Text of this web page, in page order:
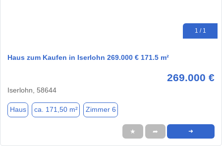
1 / 1
Haus zum Kaufen in Iserlohn 269.000 € 171.5 m²
269.000 €
Iserlohn, 58644
Haus ca. 171,50 m² Zimmer 6
★ ➦ ➜